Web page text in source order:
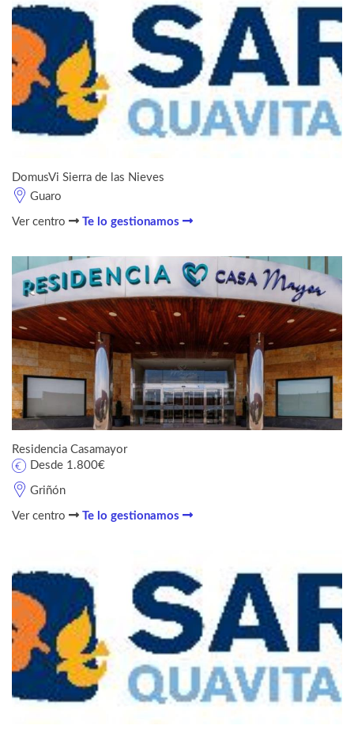
DomusVi Sierra de las Nieves
Guaro
Ver centro Te lo gestionamos
Residencia Casamayor
Griñón
Desde 1.800€
Ver centro Te lo gestionamos